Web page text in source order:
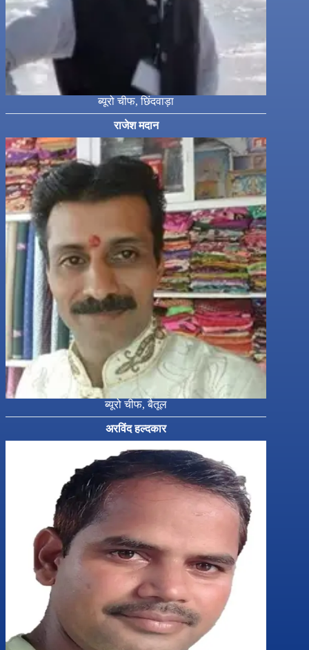
ब्यूरो चीफ, छिंदवाड़ा
राजेश मदान
ब्यूरो चीफ, बैतूल
अरविंद हल्दकार